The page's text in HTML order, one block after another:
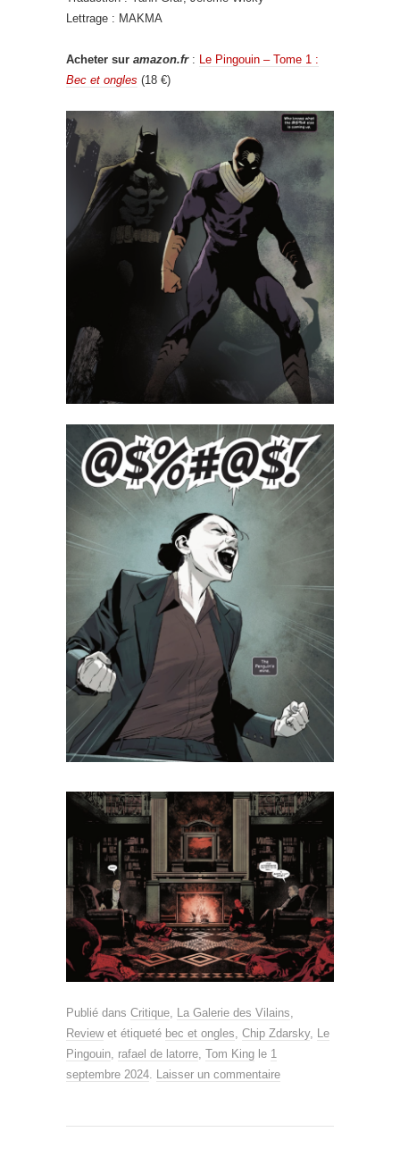
Lettrage : MAKMA
Acheter sur amazon.fr: Le Pingouin – Tome 1 :
Bec et ongles (18 €)
Publié dans Critique La Galerie des Vilains
Reviewet étiqueté bec et ongles Chip Zdarsky, Le
Pingouin rafael de latorre Tom King le 1
septembre 2024 Laisser un commentaire